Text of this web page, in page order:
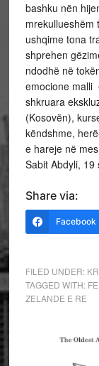
bashku nën
ushqime tona
shprehen
ndodhë në
emocione malli
shkruara
(Kosovën),
këndshme,
e hareje në
Sabit Abdyli, 19
Share via:
Facebook
FILED UNDER:
TAGGED WITH:
ZELANDE E RE